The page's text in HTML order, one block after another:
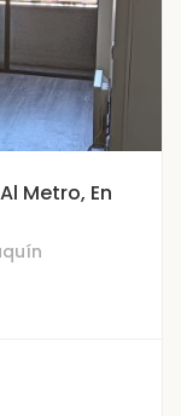
Metro, En